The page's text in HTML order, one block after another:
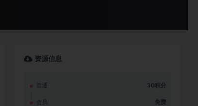
资源信息
普通 30积分
会员 免费